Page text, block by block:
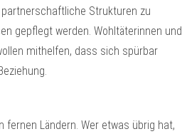
Strukturen zu
gepflegt werden. Wohltäterinnen und
mithelfen, dass sich spürbar
Ländern. Wer etwas übrig hat,